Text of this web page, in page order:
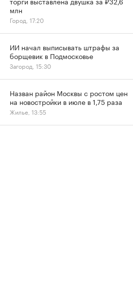
млн
Город, 17:20
ИИ начал выписывать штрафы за
борщевик в Подмосковье
Загород, 15:30
Назван район Москвы с ростом цен
на новостройки в июле в 1,75 раза
Жилье, 13:55